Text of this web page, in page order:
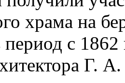
храма на
период с
Г.